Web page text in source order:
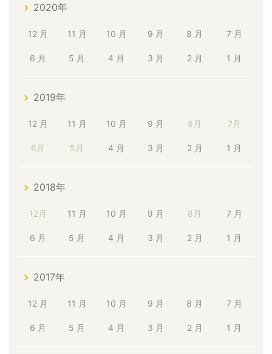
2020年
12 月 11 月 10 月 9 月 8 月 7 月
6 月 5 月 4 月 3 月 2 月 1 月
2019年
12 月 11 月 10 月 9 月 8月 7月
6月 5月 4 月 3 月 2 月 1 月
2018年
12月 11 月 10 月 9 月 8月 7 月
6 月 5 月 4 月 3 月 2 月 1 月
2017年
12 月 11 月 10 月 9 月 8 月 7 月
6 月 5 月 4 月 3 月 2 月 1 月